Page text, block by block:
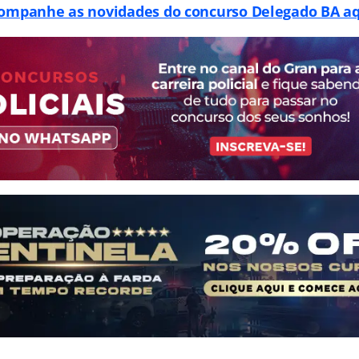
as novidades do concurso Delegado BA